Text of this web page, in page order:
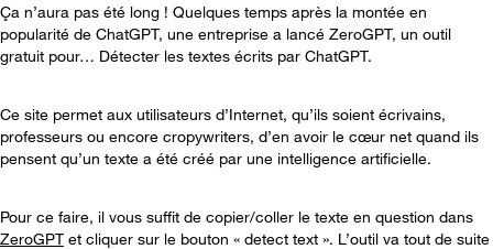
Ça n’aura pas été long ! Quelques temps après la montée en
popularité de ChatGPT, une entreprise a lancé ZeroGPT, un outil
gratuit pour… Détecter les textes écrits par ChatGPT.
Ce site permet aux utilisateurs d’Internet, qu’ils soient écrivains,
professeurs ou encore cropywriters, d’en avoir le cœur net quand ils
pensent qu’un texte a été créé par une intelligence artificielle.
Pour ce faire, il vous suffit de copier/coller le texte en question dans
ZeroGPT et cliquer sur le bouton « detect text ». L’outil va tout de suite